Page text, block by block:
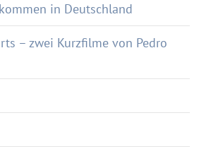
in Deutschland
– zwei Kurzfilme von Pedro